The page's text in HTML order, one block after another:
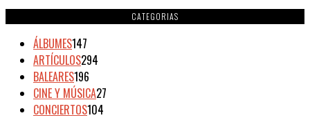
CATEGORIAS
ÁLBUMES147
ARTÍCULOS294
BALEARES196
CINE Y MÚSICA27
CONCIERTOS104